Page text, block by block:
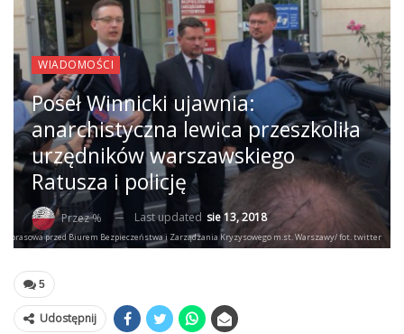
WIADOMOŚCI
Poseł Winnicki ujawnia:
anarchistyczna lewica przeszkoliła
urzędników warszawskiego
Ratusza i policję
Przez % Last updated sie 13, 2018
prasowa przed Biurem Bezpieczeństwa i Zarządzania Kryzysowego m.st. Warszawy/ fot. twitter
5
Udostępnij